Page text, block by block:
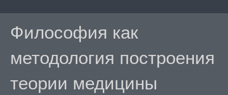
Философия как
методология построения
теории медицины